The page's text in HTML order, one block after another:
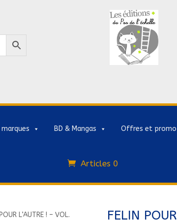
marques BD & Mangas Offres et promo
Articles 0
L’AUTRE ! – VOL.
FELIN